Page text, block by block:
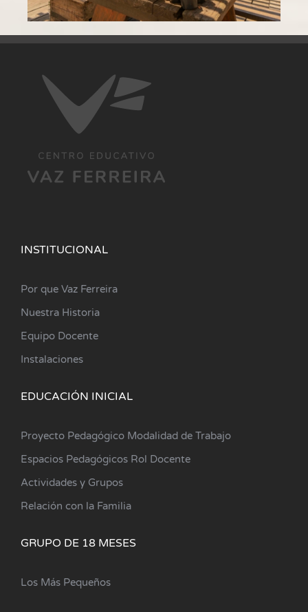
INSTITUCIONAL
Por que Vaz Ferreira
Nuestra Historia
Equipo Docente
Instalaciones
EDUCACIÓN INICIAL
Proyecto Pedagógico Modalidad de Trabajo
Espacios Pedagógicos Rol Docente
Actividades y Grupos
Relación con la Familia
GRUPO DE 18 MESES
Los Más Pequeños